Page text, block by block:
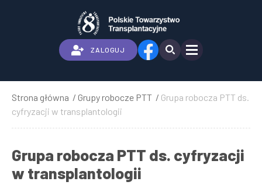
ZALOGUJ
Ścieżka
nawigacyjna
Strona główna Grupy robocze PTT
Grupa robocza PTT ds.
cyfryzacji w transplantologii
Grupa robocza PTT ds. cyfryzacji
w transplantologii